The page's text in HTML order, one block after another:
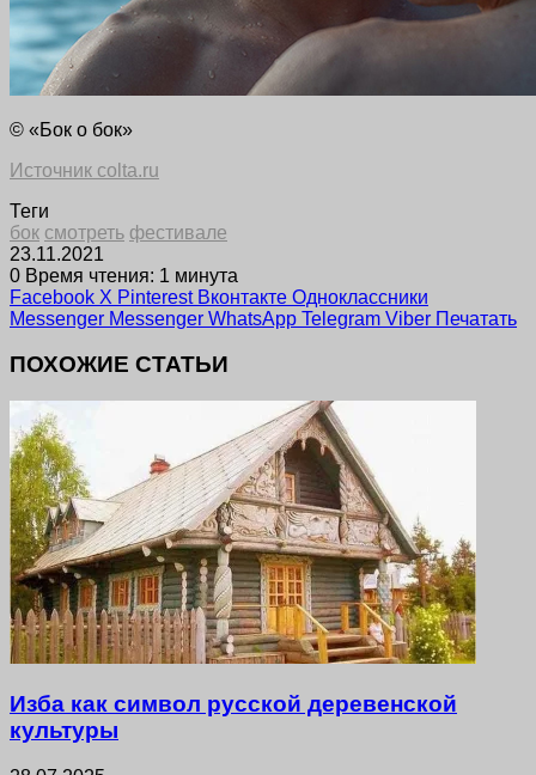
© «Бок о бок»
Источник colta.ru
Теги
бок смотреть фестивале
23.11.2021
0 Время чтения: 1 минута
Facebook X Pinterest Вконтакте Одноклассники
Messenger Messenger WhatsApp Telegram Viber Печатать
ПОХОЖИЕ СТАТЬИ
Изба как символ русской деревенской
культуры